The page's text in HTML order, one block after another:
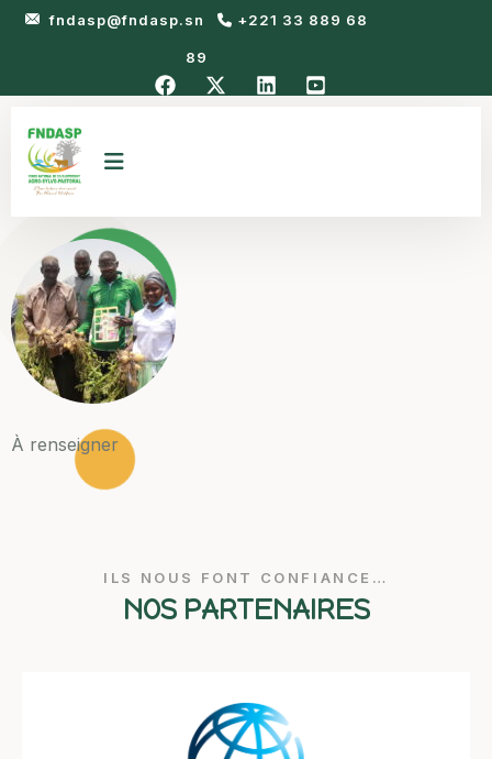
fndasp@fndasp.sn +221 33 889 68
89
À renseigner
ILS NOUS FONT CONFIANCE…
NOS PARTENAIRES